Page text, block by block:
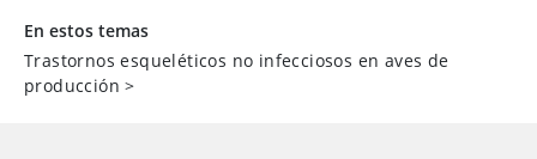
En estos temas
Trastornos esqueléticos no infecciosos en aves de
producción >